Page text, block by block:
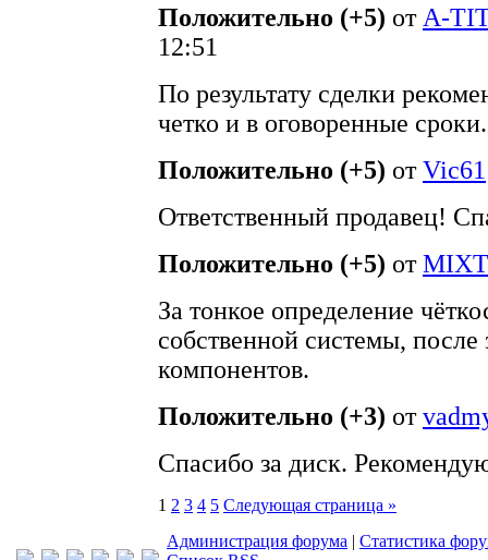
Положительно (+5) от A-
12:51
По результату сделки
четко и в оговоренные сроки.
Положительно (+5) отVic61
Ответственный продавец!
Положительно (+5) от
За тонкое определение
собственной системы,
компонентов.
Положительно (+3) от
Спасибо за диск.
1 2 3 4 5 Следующая страница »
Администрация форума | Статистика